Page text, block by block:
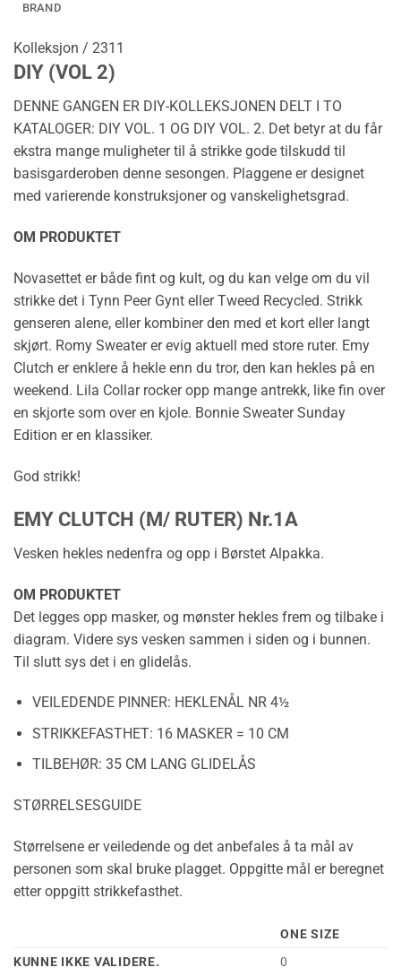
BRAND
Kolleksjon / 2311
DIY (VOL 2)
DENNE GANGEN ER DIY-KOLLEKSJONEN DELT I TO
KATALOGER: DIY VOL. 1 OG DIY VOL. 2. Det betyr at du får
ekstra mange muligheter til å strikke gode tilskudd til
basisgarderoben denne sesongen. Plaggene er designet
med varierende konstruksjoner og vanskelighetsgrad.
OM PRODUKTET
Novasettet er både fint og kult, og du kan velge om du vil
strikke det i Tynn Peer Gynt eller Tweed Recycled. Strikk
genseren alene, eller kombiner den med et kort eller langt
skjørt. Romy Sweater er evig aktuell med store ruter. Emy
Clutch er enklere å hekle enn du tror, den kan hekles på en
weekend. Lila Collar rocker opp mange antrekk, like fin over
en skjorte som over en kjole. Bonnie Sweater Sunday
Edition er en klassiker.
God strikk!
EMY CLUTCH (M/ RUTER) Nr.1A
Vesken hekles nedenfra og opp i Børstet Alpakka.
OM PRODUKTET
Det legges opp masker, og mønster hekles frem og tilbake i
diagram. Videre sys vesken sammen i siden og i bunnen.
Til slutt sys det i en glidelås.
VEILEDENDE PINNER: HEKLENÅL NR 4½
STRIKKEFASTHET: 16 MASKER = 10 CM
TILBEHØR: 35 CM LANG GLIDELÅS
STØRRELSESGUIDE
Størrelsene er veiledende og det anbefales å ta mål av
personen som skal bruke plagget. Oppgitte mål er beregnet
etter oppgitt strikkefasthet.
ONE SIZE
KUNNE IKKE VALIDERE.
0